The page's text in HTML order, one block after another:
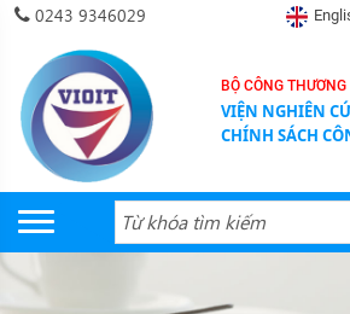
0243 9346029
BỘ CÔNG THƯƠNG
VIỆN NGHIÊN
CHÍNH SÁCH